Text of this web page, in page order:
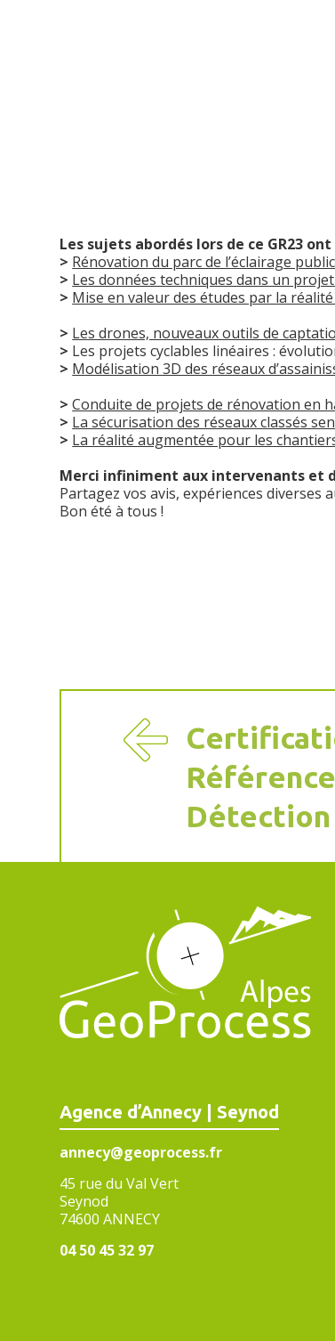
Les sujets abordés lors de ce GR23
> Rénovation du parc de l’éclairage public
> Les données techniques dans un
> Mise en valeur des études par la
> Les drones, nouveaux outils de
> Les projets cyclables linéaires :
> Modélisation 3D des réseaux
> Conduite de projets de rénovation en
> La sécurisation des réseaux classés
> La réalité augmentée pour les
Merci infiniment aux intervenants et
Partagez vos avis, expériences diverses
Bon été à tous !
Détection
Agence d’Annecy | Seynod
annecy@geoprocess.fr
45 rue du Val Vert
Seynod
74600 ANNECY
04 50 45 32 97